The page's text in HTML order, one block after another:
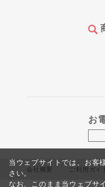
お
会社概要 ご利用ガイ
当ウェブサイトでは、お客
さい。
なお、このまま当ウェブサ